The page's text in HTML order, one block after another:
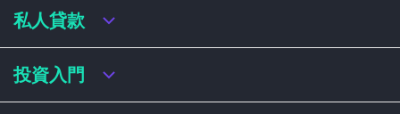
虛擬銀行迎新優惠
虛擬銀行存款利率比較
虛擬銀行銀扣賬卡 / 信用卡
虛擬銀行貸款
私人貸款
私人貸款年利率比較
網上即批貸款
投資入門